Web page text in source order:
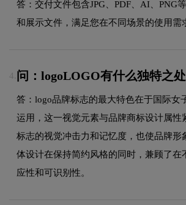
答：交付文件包含JPG、PDF、AI、PNG
和展示文件，满足您在不同场景的使用需
4. 问：logoLOGO有什么独特之
答：logo品牌标志的最大特色在于国际女
运用，这一视觉元素与品牌商标设计属性
标志的视觉冲击力和记忆度，也使品牌形
体设计在保持简约风格的同时，兼顾了在
应性和可识别性。